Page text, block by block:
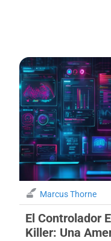
Marcus Thorne
El Controlador
Killer: Una